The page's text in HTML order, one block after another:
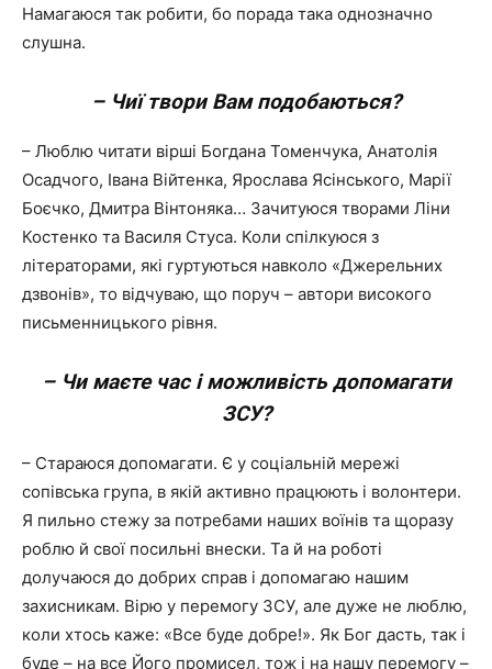
Намагаюся так робити, бо порада така однозначно
слушна.
– Чиї твори Вам подобаються?
– Люблю читати вірші Богдана Томенчука, Анатолія
Осадчого, Івана Війтенка, Ярослава Ясінського, Марії
Боєчко, Дмитра Вінтоняка… Зачитуюся творами Ліни
Костенко та Василя Стуса. Коли спілкуюся з
літераторами, які гуртуються навколо «Джерельних
дзвонів», то відчуваю, що поруч – автори високого
письменницького рівня.
– Чи маєте час і можливість допомагати
ЗСУ?
– Стараюся допомагати. Є у соціальній мережі
сопівська група, в якій активно працюють і волонтери.
Я пильно стежу за потребами наших воїнів та щоразу
роблю й свої посильні внески. Та й на роботі
долучаюся до добрих справ і допомагаю нашим
захисникам. Вірю у перемогу ЗСУ, але дуже не люблю,
коли хтось каже: «Все буде добре!». Як Бог дасть, так і
буде – на все Його промисел, тож і на нашу перемогу –